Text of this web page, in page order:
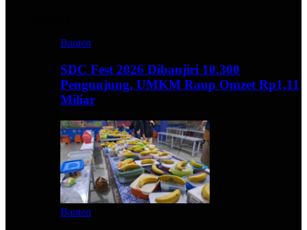
Banten
SDC Fest 2026 Dibanjiri 10.300
Pengunjung, UMKM Raup Omzet Rp1,11
Miliar
Banten